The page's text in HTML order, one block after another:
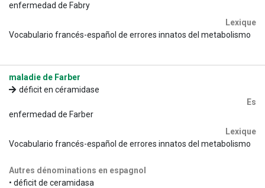
enfermedad de Fabry
Lexique
Vocabulario francés-español de errores innatos del metabolismo
maladie de Farber
déficit en céramidase
Es
enfermedad de Farber
Lexique
Vocabulario francés-español de errores innatos del metabolismo
Autres dénominations en espagnol
• déficit de ceramidasa